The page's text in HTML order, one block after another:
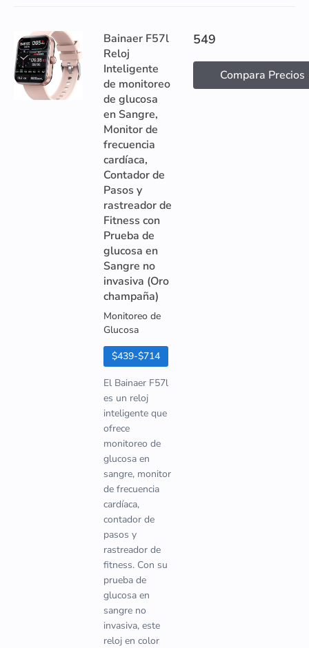
Bainaer F57l
Reloj
Inteligente
de monitoreo
de glucosa
en Sangre,
Monitor de
frecuencia
cardíaca,
Contador de
Pasos y
rastreador de
Fitness con
Prueba de
glucosa en
Sangre no
invasiva (Oro
champaña)
Monitoreo de
Glucosa
$439-$714
El Bainaer F57l
es un reloj
inteligente que
ofrece
monitoreo de
glucosa en
sangre, monitor
de frecuencia
cardíaca,
contador de
pasos y
rastreador de
fitness. Con su
prueba de
glucosa en
sangre no
invasiva, este
reloj en color
549
Compara Precios